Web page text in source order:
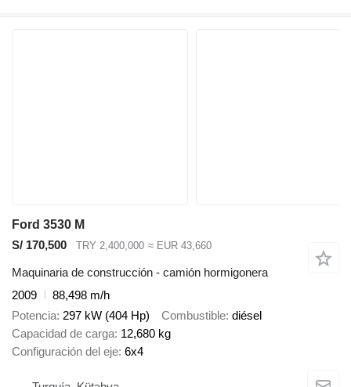
Ford 3530 M
S/ 170,500
TRY 2,400,000 ≈ EUR 43,660
Maquinaria de construcción - camión hormigonera
2009
88,498 m/h
Potencia 297 kW (404 Hp) Combustible diésel
Capacidad de carga 12,680 kg
Configuración del eje 6x4